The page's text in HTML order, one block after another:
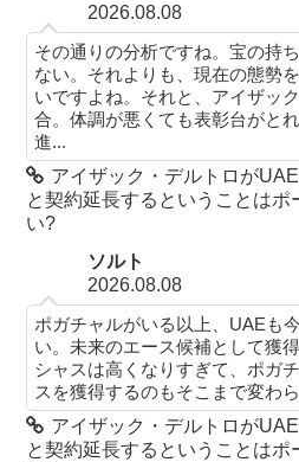
2026.08.08
その通りの分析ですね。宝の持
ない。それよりも、現在の態勢
いですよね。それと、アイザッ
合。体調が悪くても表彰台がと
進...
アイザック・デルトロが
と契約延長するということは
い?
ソルト
2026.08.08
ポガチャルがいる以上、UAEも
い。未来のエース候補として獲
シャスは高くなりすぎて、ポガ
スを獲得するのもそこまで変わ
アイザック・デルトロが
と契約延長するということは